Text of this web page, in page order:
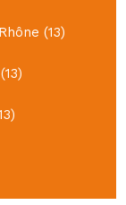
(13)